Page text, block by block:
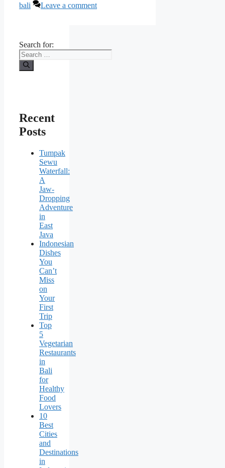
bali
Leave a comment
Search for:
Recent
Posts
Tumpak
Sewu
Waterfall:
A
Jaw-
Dropping
Adventure
in
East
Java
Indonesian
Dishes
You
Can’t
Miss
on
Your
First
Trip
Top
5
Vegetarian
Restaurants
in
Bali
for
Healthy
Food
Lovers
10
Best
Cities
and
Destinations
in